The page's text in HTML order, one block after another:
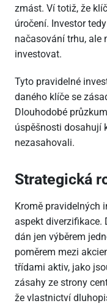
zmást. Ví totiž, že
úročení. Investor
načasování trhu, ale
investovat.
Tyto pravidelné
daného klíče se
Dlouhodobé
úspěšnosti dosahují
nezasahovali.
Strategická
Kromě pravidelných
aspekt diverzifikace.
dán jen výběrem
poměrem mezi
třídami aktiv, jako
zásahy ze strony
že vlastnictví